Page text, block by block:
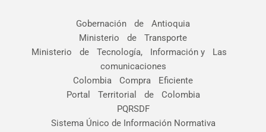
Gobernación de Antioquia
Ministerio de Transporte
Ministerio de Tecnología, Información y Las
comunicaciones
Colombia Compra Eficiente
Portal Territorial de Colombia
PQRSDF
Sistema Único de Información Normativa